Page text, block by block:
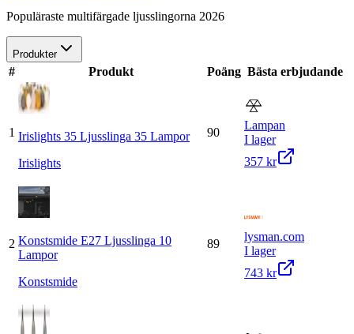
Populäraste multifärgade ljusslingorna 2026
Produkter
# Produkt Poäng Bästa erbjudande
1 Irislights 35 Ljusslinga 35 Lampor
Irislights
90
Lampan
I lager
357 kr
2 Konstsmide E27 Ljusslinga 10
Lampor
Konstsmide
89
lysman.com
I lager
743 kr